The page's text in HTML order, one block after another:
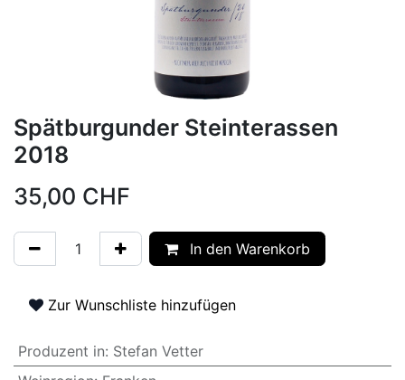
Spätburgunder Steinterassen
2018
35,00 CHF
In den Warenkorb
Zur Wunschliste hinzufügen
Produzent in: Stefan Vetter